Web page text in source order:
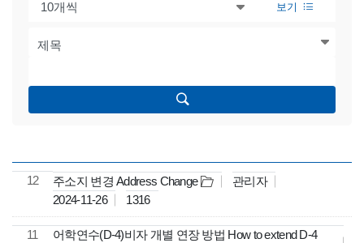
한번에 보여질 게시물 갯수
보기
검색
12 주소지 변경 Address Change
관리자
2024-11-26
1316
11
어학연수(D-4)비자 개별 연장 방법 How to extend D-4